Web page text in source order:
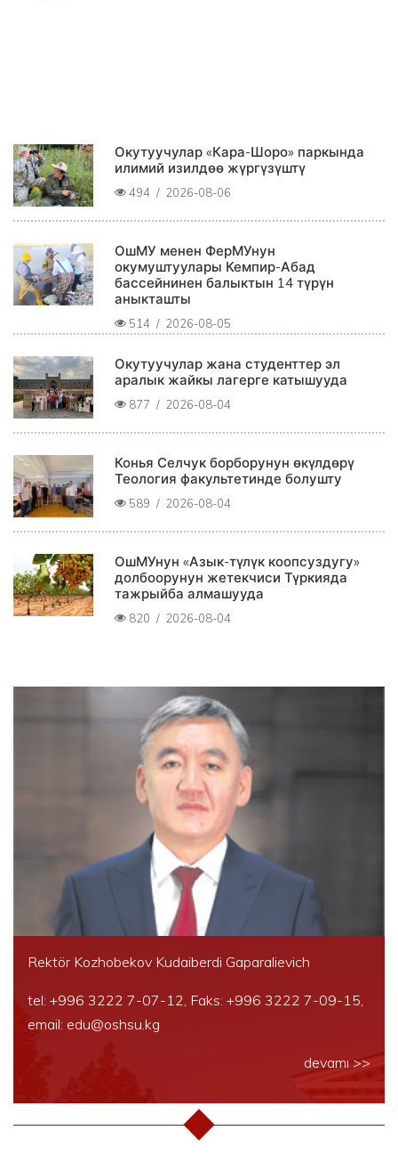
Окутуучулар «Кара-Шоро» паркында
илимий изилдөө жүргүзүштү
494 / 2026-08-06
ОшМУ менен ФерМУнун
окумуштуулары Кемпир-Абад
бассейнинен балыктын 14 түрүн
аныкташты
514 / 2026-08-05
Окутуучулар жана студенттер эл
аралык жайкы лагерге катышууда
877 / 2026-08-04
Конья Селчук борборунун өкүлдөрү
Теология факультетинде болушту
589 / 2026-08-04
ОшМУнун «Азык-түлүк коопсуздугу»
долбоорунун жетекчиси Түркияда
тажрыйба алмашууда
820 / 2026-08-04
Rektör Kozhobekov Kudaiberdi Gaparalievich
tel: +996 3222 7-07-12, Faks: +996 3222 7-09-15,
email: edu@oshsu.kg
devamı >>